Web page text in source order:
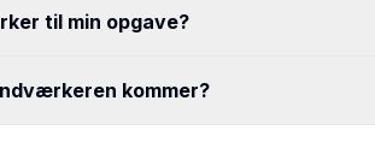
til min opgave?
kommer?